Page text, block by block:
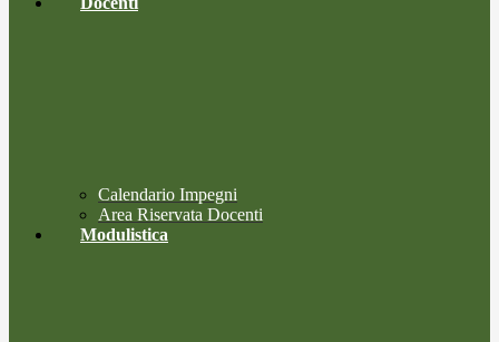
Calendario Impegni
Area Riservata Docenti
Modulistica